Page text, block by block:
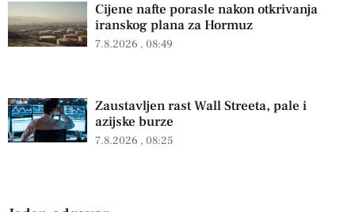
Cijene nafte porasle nakon otkrivanja
iranskog plana za Hormuz
7.8.2026 08:49
Zaustavljen rast Wall Streeta, pale i
azijske burze
7.8.2026 08:25